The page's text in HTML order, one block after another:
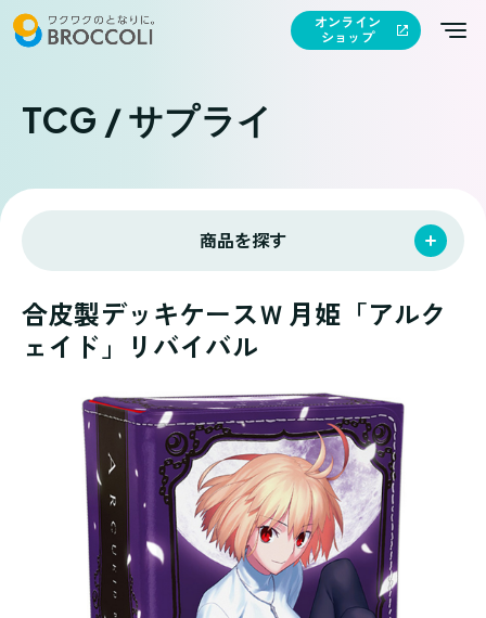
オンライン
ショップ
TCG / サプライ
商品を探す
合皮製デッキケースＷ 月姫「アルク
ェイド」リバイバル